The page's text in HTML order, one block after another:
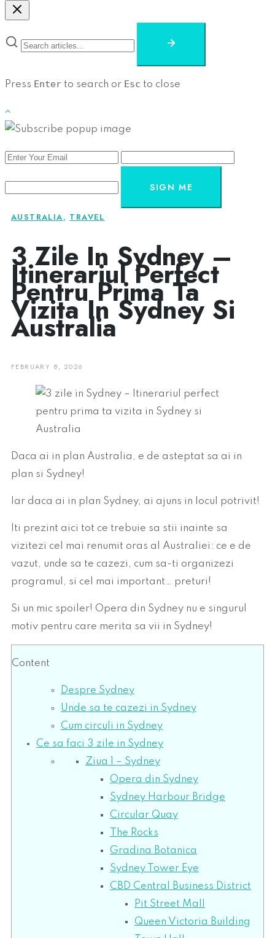
Press Enter to search or Esc to close
SIGN ME
AUSTRALIA, TRAVEL
3 Zile In Sydney –
Itinerariul Perfect
Pentru Prima Ta
Vizita In Sydney Si
Australia
FEBRUARY 8, 2026
Daca ai in plan Australia, e de asteptat sa ai in
plan si Sydney!
Iar daca ai in plan Sydney, ai ajuns in locul potrivit!
Iti prezint aici tot ce trebuie sa stii inainte sa
vizitezi cel mai renumit oras al Australiei: ce e de
vazut, unde sa te cazezi, cum sa-ti organizezi
programul, si cel mai important… preturi!
Si un mic spoiler! Opera din Sydney nu e singurul
motiv pentru care merita sa vii in Sydney!
Content
Despre Sydney
Unde sa te cazezi in Sydney
Cum circuli in Sydney
Ce sa faci 3 zile in Sydney
Ziua 1 – Sydney
Opera din Sydney
Sydney Harbour Bridge
Circular Quay
The Rocks
Gradina Botanica
Sydney Tower Eye
CBD Central Business District
Pit Street Mall
Queen Victoria Building